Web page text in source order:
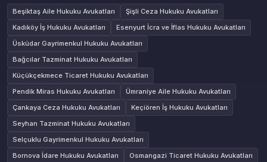
Beşiktaş Aile Hukuku Avukatları
Şişli Ceza Hukuku Avukatları
Kadıköy İş Hukuku Avukatları
Esenyurt İcra ve İflas Hukuku Avukatları
Üsküdar Gayrimenkul Hukuku Avukatları
Bağcılar Tazminat Hukuku Avukatları
Küçükçekmece Ticaret Hukuku Avukatları
Pendik Miras Hukuku Avukatları
Ümraniye Aile Hukuku Avukatları
Çankaya Ceza Hukuku Avukatları
Keçiören İş Hukuku Avukatları
Seyhan Tazminat Hukuku Avukatları
Selçuklu Gayrimenkul Hukuku Avukatları
Bornova İdare Hukuku Avukatları
Osmangazi Ticaret Hukuku Avukatları